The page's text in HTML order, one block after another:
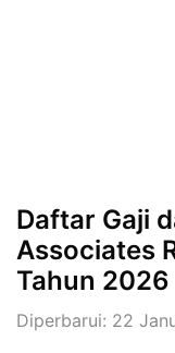
Daftar Gaji
Associates
Tahun 2026
Diperbarui: 22